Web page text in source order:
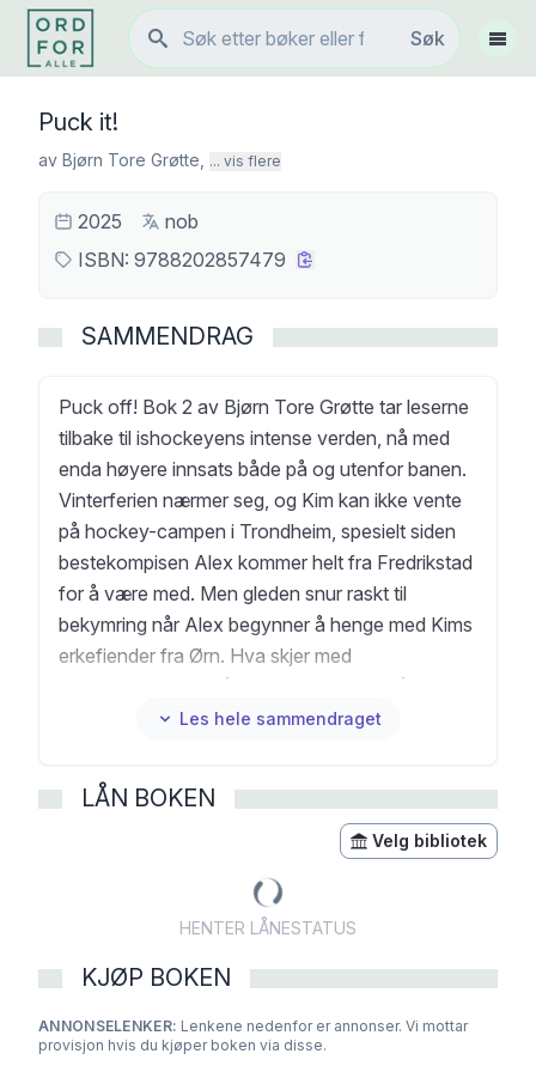
Søk
Søk
Vis
Puck it!
av Bjørn Tore Grøtte ... vis flere
2025
nob
ISBN: 9788202857479
SAMMENDRAG
Puck off! Bok 2 av Bjørn Tore Grøtte tar leserne
tilbake til ishockeyens intense verden, nå med
enda høyere innsats både på og utenfor banen.
Vinterferien nærmer seg, og Kim kan ikke vente
på hockey-campen i Trondheim, spesielt siden
bestekompisen Alex kommer helt fra Fredrikstad
for å være med. Men gleden snur raskt til
bekymring når Alex begynner å henge med Kims
erkefiender fra Ørn. Hva skjer med
Og hvorfor sender Mia, som egentlig er kjæreste
retning? Mellom harde hockeytaklinger,
cupkamper og et forestående skoleball, blir
vintercampen langt mer dramatisk enn Kim
hadde forestilt seg. Dette er den etterlengtede
oppfølgeren i Puck off!-serien som har tatt
norske hockeyentusiaster med storm. En
fartsfylt roman for lesere mellom 9-12 år som
utfordringene ved vennskap, rivalisering og de
første forelskelsene. Perfekt for unge lesere
Les hele sammendraget
LÅN BOKEN
Velg bibliotek
HENTER LÅNESTATUS
KJØP BOKEN
ANNONSELENKER: Lenkene nedenfor er annonser. Vi mottar
provisjon hvis du kjøper boken via disse.